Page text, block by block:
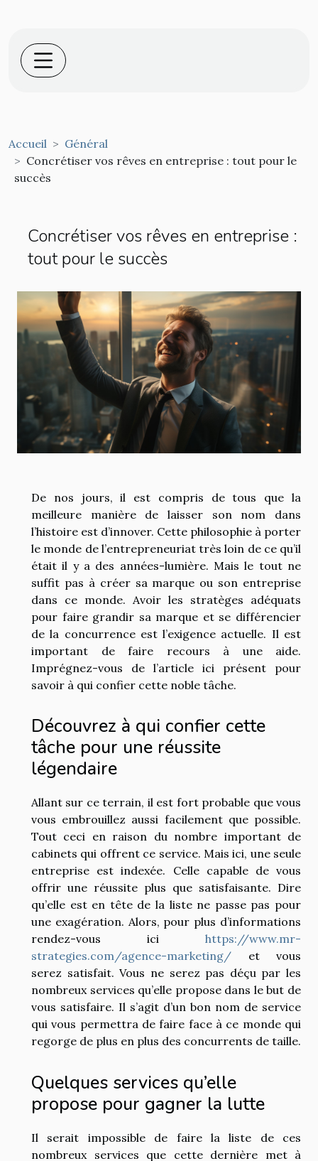
Accueil
Général
Concrétiser vos rêves en entreprise : tout pour le
succès
Concrétiser vos rêves en entreprise :
tout pour le succès
De nos jours, il est compris de tous que la
meilleure manière de laisser son nom dans
l’histoire est d’innover. Cette philosophie à porter
le monde de l’entrepreneuriat très loin de ce qu’il
était il y a des années-lumière. Mais le tout ne
suffit pas à créer sa marque ou son entreprise
dans ce monde. Avoir les stratèges adéquats
pour faire grandir sa marque et se différencier
de la concurrence est l’exigence actuelle. Il est
important de faire recours à une aide.
Imprégnez-vous de l’article ici présent pour
savoir à qui confier cette noble tâche.
Découvrez à qui confier cette
tâche pour une réussite
légendaire
Allant sur ce terrain, il est fort probable que vous
vous embrouillez aussi facilement que possible.
Tout ceci en raison du nombre important de
cabinets qui offrent ce service. Mais ici, une seule
entreprise est indexée. Celle capable de vous
offrir une réussite plus que satisfaisante. Dire
qu’elle est en tête de la liste ne passe pas pour
une exagération. Alors, pour plus d’informations
rendez-vous ici https://www.mr-
strategies.com/agence-marketing/ et vous
serez satisfait. Vous ne serez pas déçu par les
nombreux services qu’elle propose dans le but de
vous satisfaire. Il s’agit d’un bon nom de service
qui vous permettra de faire face à ce monde qui
regorge de plus en plus des concurrents de taille.
Quelques services qu’elle
propose pour gagner la lutte
Il serait impossible de faire la liste de ces
nombreux services que cette dernière met à